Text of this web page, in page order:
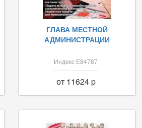
ГЛАВА МЕСТНОЙ
АДМИНИСТРАЦИИ
Индекс Е84787
от 11624 p